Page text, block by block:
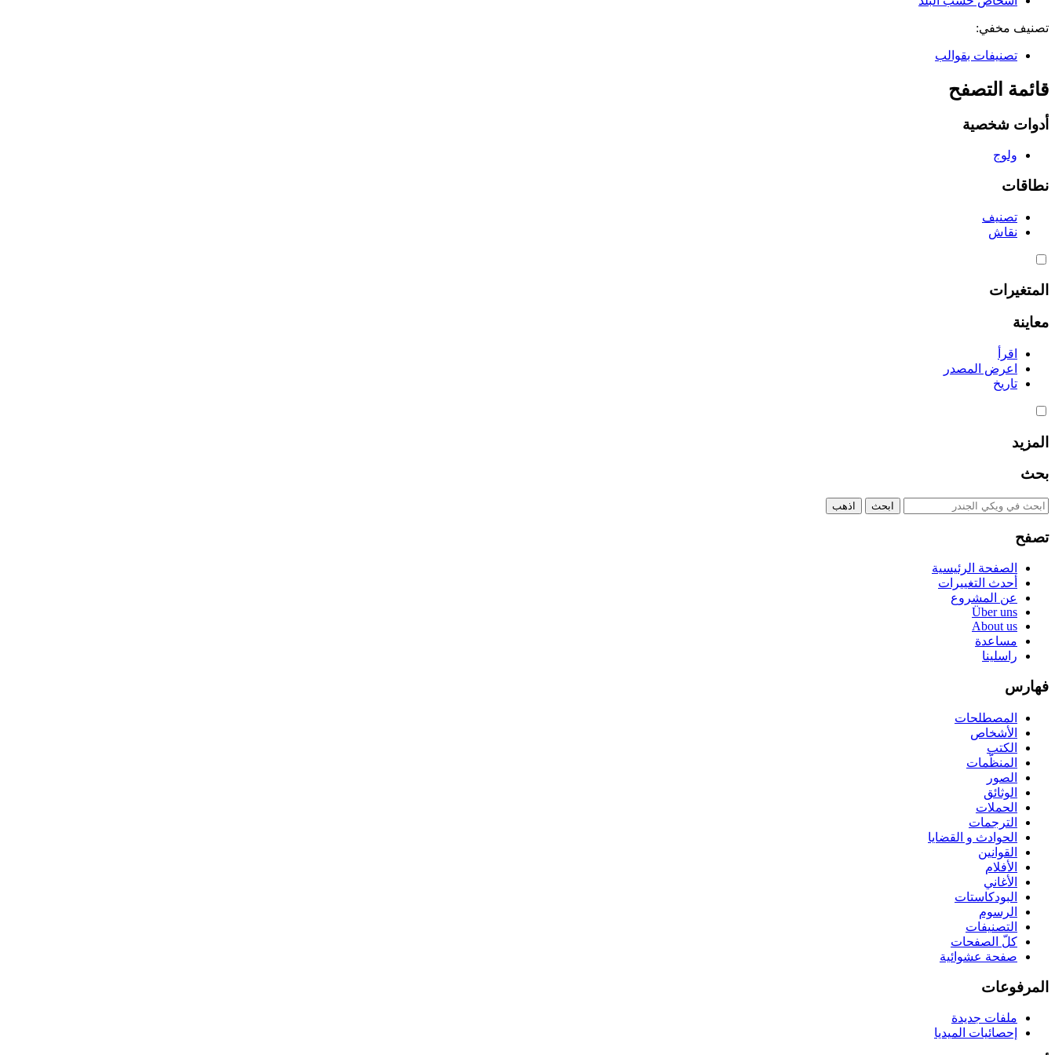
تصنيف مخفي:
تصنيفات بقوالب
قائمة التصفح
أدوات شخصية
ولوج
نطاقات
تصنيف
نقاش
المتغيرات
معاينة
اقرأ
اعرض المصدر
تاريخ
المزيد
بحث
تصفح
الصفحة الرئيسية
أحدث التغييرات
عن المشروع
Über uns
About us
مساعدة
راسلينا
فهارس
المصطلحات
الأشخاص
الكتب
المنظّمات
الصور
الوثائق
الحملات
الترجمات
الحوادث و القضايا
القوانين
الأفلام
الأغاني
البودكاستات
الرسوم
التصنيفات
كلّ الصفحات
صفحة عشوائية
المرفوعات
ملفات جديدة
إحصائيات الميديا